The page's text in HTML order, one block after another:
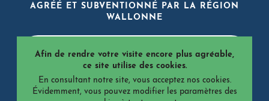
AGRÉÉ ET SUBVENTIONNÉ PAR LA RÉGION
WALLONNE
Afin de rendre votre visite encore plus agréable,
ce site utilise des cookies.
En consultant notre site, vous acceptez nos cookies.
Évidemment, vous pouvez modifier les paramètres des